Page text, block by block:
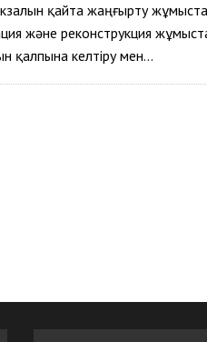
қайта жаңғырту
және реконструкция
қалпына келтіру мен…